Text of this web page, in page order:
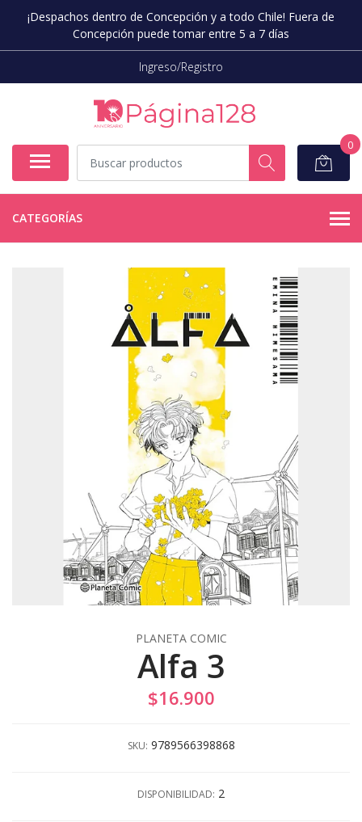
¡Despachos dentro de Concepción y a todo Chile! Fuera de
Concepción puede tomar entre 5 a 7 días
Ingreso/Registro
0
CATEGORÍAS
PLANETA COMIC
Alfa 3
$16.900
SKU: 9789566398868
DISPONIBILIDAD: 2